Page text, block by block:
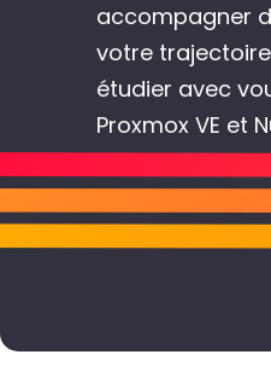
accompagner
votre
étudier avec
Proxmox VE et